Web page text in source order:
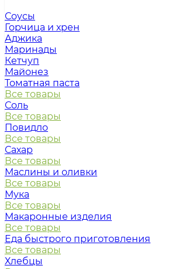
Соусы
Горчица и хрен
Аджика
Маринады
Кетчуп
Майонез
Томатная паста
Все товары
Соль
Все товары
Повидло
Все товары
Сахар
Все товары
Маслины и оливки
Все товары
Мука
Все товары
Макаронные изделия
Все товары
Еда быстрого приготовления
Все товары
Хлебцы